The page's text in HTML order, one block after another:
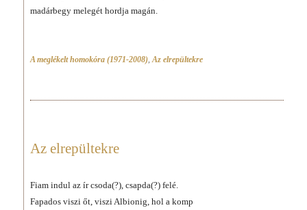
madárbegy melegét hordja magán.
A meglékelt homokóra (1971-2008),Az elrepültekre
Az elrepültekre
Fiam indul az ír csoda(?), csapda(?) felé.
Fapados viszi őt, viszi Albionig, hol a komp